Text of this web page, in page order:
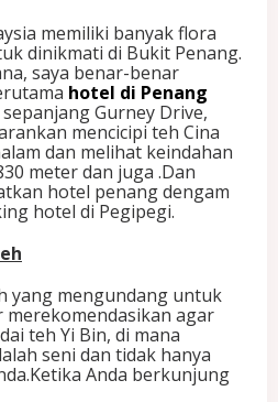
memiliki banyak flora
dinikmati di Bukit Penang.
saya benar-benar
hotel di Penang
Gurney Drive,
mencicipi teh Cina
dan melihat keindahan
meter dan juga .Dan
hotel penang dengam
hotel di Pegipegi.
yang mengundang untuk
merekomendasikan agar
teh Yi Bin, di mana
seni dan tidak hanya
Anda berkunjung